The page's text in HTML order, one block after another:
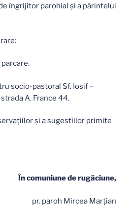
îngrijitor parohial şi a părintelui
socio-pastoral Sf. Iosif –
A. France 44.
şi a sugestiilor primite
În comuniune de rugăciune,
pr. paroh Mircea Marţian